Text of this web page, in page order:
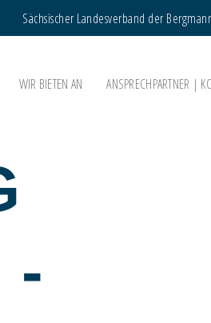
Sächsischer Landesverband der
WIR BIETEN AN ANSPRECHPARTNER |
-